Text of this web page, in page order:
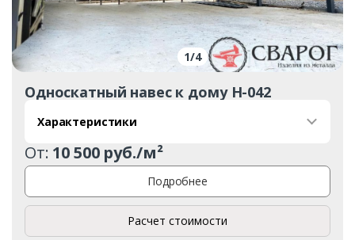
1/4
Односкатный навес к дому Н-042
Характеристики
От: 10 500 руб./м²
Подробнее
Расчет стоимости